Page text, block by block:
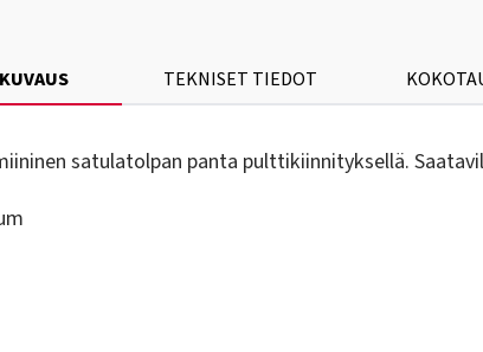
TEKNISET TIEDOT
satulatolpan panta pulttikiinnityksellä.